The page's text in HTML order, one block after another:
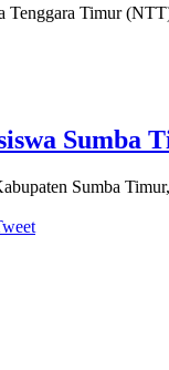
Tenggara Timur
Sumba
Sumba